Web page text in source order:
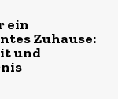
ein
Zuhause:
und